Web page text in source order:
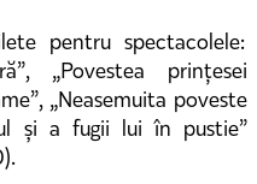
pentru spectacolele:
„Povestea prințesei
„Neasemuita poveste
și a fugii lui în pustie”